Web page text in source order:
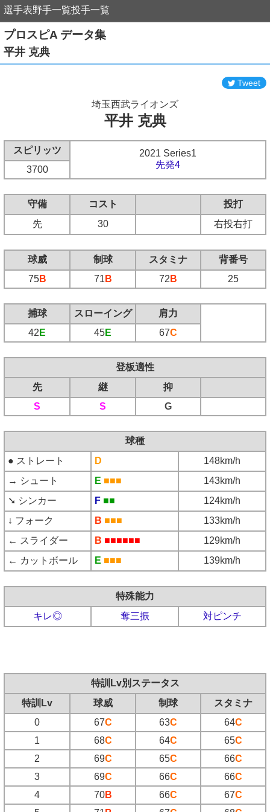
選手表野手一覧投手一覧
プロスピA データ集
平井 克典
Tweet
埼玉西武ライオンズ
平井 克典
スピリッツ
2021 Series1
先発4
3700
守備 コスト
投打
先
30 右投右打
球威 制球 スタミナ
背番号
75B 71 B 72 B 25
捕球 スローイング
肩力
42 E 45E 67C
登板適性
先
継
抑
S
S G
球種
● ストレート
D
148km/h
→ シュート
E ■■■
143km/h
➘ シンカー
F ■■
124km/h
↓ フォーク
B ■■■
133km/h
← スライダー
B ■■■■■■
129km/h
← カットボール
E ■■■ 139km/h
特殊能力
キレ◎
奪三振 対ピンチ
特訓Lv別ステータス
特訓Lv
球威 制球
スタミナ
0
67C 63C 64C
1
68C 64C 65C
2
69C 65C 66C
3
69C 66C 66C
4
70B 66C 67C